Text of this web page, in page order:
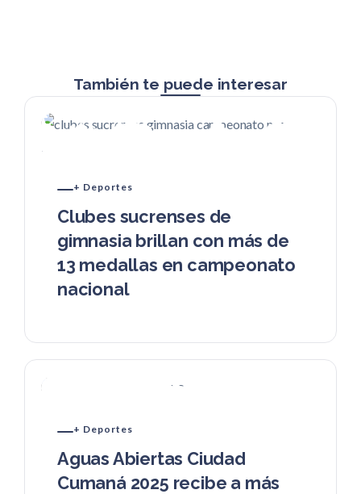
También te puede interesar
+ Deportes
Clubes sucrenses de
gimnasia brillan con más de
13 medallas en campeonato
nacional
+ Deportes
Aguas Abiertas Ciudad
Cumaná 2025 recibe a más